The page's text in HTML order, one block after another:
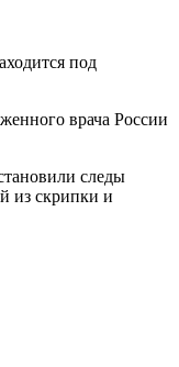
под
врача России
следы
из скрипки и